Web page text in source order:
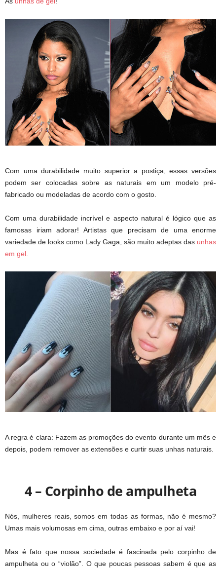
Com uma durabilidade muito superior a postiça, essas versões
podem ser colocadas sobre as naturais em um modelo pré-
fabricado ou modeladas de acordo com o gosto.
Com uma durabilidade incrível e aspecto natural é lógico que as
famosas iriam adorar! Artistas que precisam de uma enorme
variedade de looks como Lady Gaga, são muito adeptas das unhas
em gel.
A regra é clara: Fazem as promoções do evento durante um mês e
depois, podem remover as extensões e curtir suas unhas naturais.
4 – Corpinho de ampulheta
Nós, mulheres reais, somos em todas as formas, não é mesmo?
Umas mais volumosas em cima, outras embaixo e por aí vai!
Mas é fato que nossa sociedade é fascinada pelo corpinho de
ampulheta ou o “violão”. O que poucas pessoas sabem é que as